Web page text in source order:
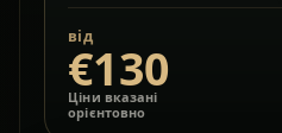
від
€130
Ціни вказані
орієнтовно